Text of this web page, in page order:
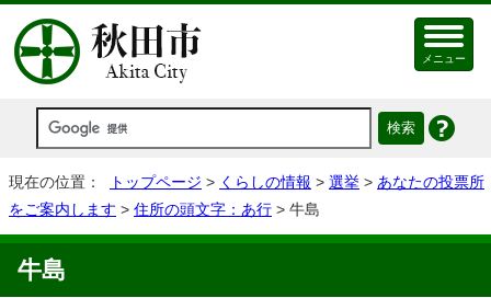
メニュー
現在の位置： トップページ > くらしの情報 > 選挙 > あなたの投票所
をご案内します > 住所の頭文字：あ行 > 牛島
牛島